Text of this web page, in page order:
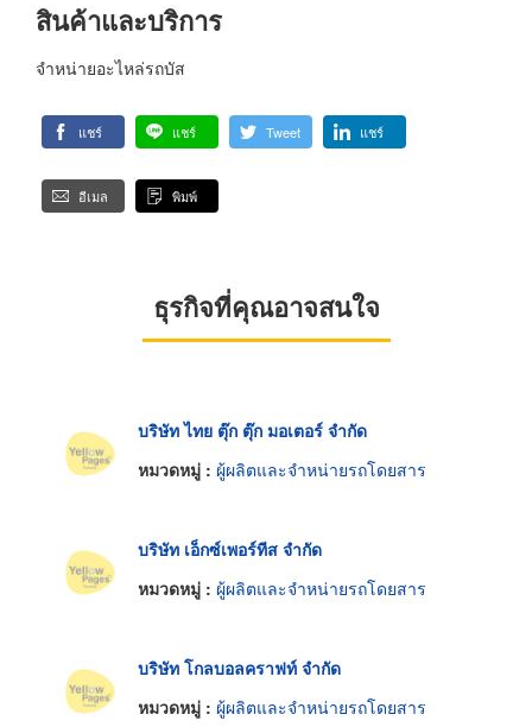
สินค้าและบริการ
จำหน่ายอะไหล่รถบัส
แชร์ แชร์ Tweet แชร์
อีเมล พิมพ์
ธุรกิจที่คุณอาจสนใจ
บริษัท ไทย ตุ๊ก ตุ๊ก มอเตอร์ จำกัด
หมวดหมู่ : ผู้ผลิตและจำหน่ายรถโดยสาร
บริษัท เอ็กซ์เพอร์ทีส จำกัด
หมวดหมู่ : ผู้ผลิตและจำหน่ายรถโดยสาร
บริษัท โกลบอลคราฟท์ จำกัด
หมวดหมู่ : ผู้ผลิตและจำหน่ายรถโดยสาร